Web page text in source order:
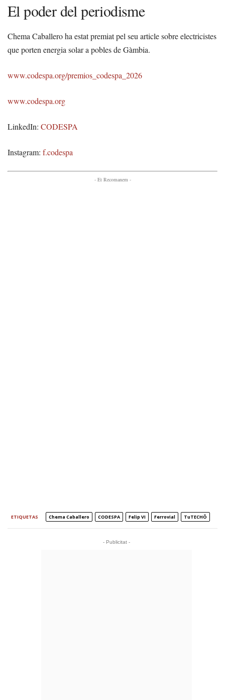
El poder del periodisme
Chema Caballero ha estat premiat pel seu article sobre electricistes
que porten energia solar a pobles de Gàmbia.
www.codespa.org/premios_codespa_2026
www.codespa.org
LinkedIn: CODESPA
Instagram: f.codespa
- Et Recomanem -
ETIQUETAS Chema Caballero CODESPA Felip VI Ferrovial TuTECHÔ
- Publicitat -